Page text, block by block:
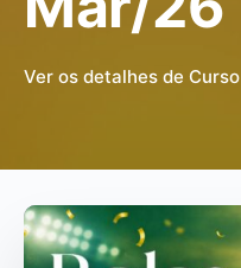
Ver os detalhes de Curso